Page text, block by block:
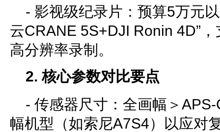
- 影视级纪录片：预算5万元
云CRANE 5S+DJI Ronin 4D”
高分辨率录制。
2. 核心参数对比要点
- 传感器尺寸：全画幅＞
幅机型（如索尼A7S4）以应对